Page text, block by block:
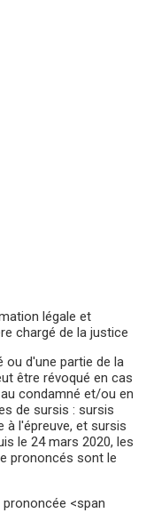
légale et
chargé de la justice
ou d'une partie de la
être révoqué en cas
condamné et/ou en
de sursis : sursis
à l'épreuve, et sursis
le 24 mars 2020, les
prononcés sont le
<span